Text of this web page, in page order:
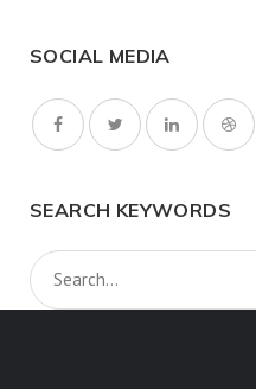
SOCIAL MEDIA
SEARCH KEYWORDS